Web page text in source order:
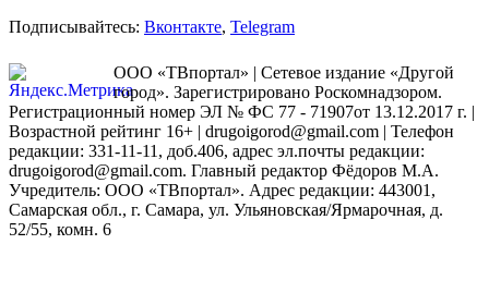
Подписывайтесь: Вконтакте, Telegram
ООО «ТВпортал» | Сетевое издание «Другой
город». Зарегистрировано Роскомнадзором.
Регистрационный номер ЭЛ № ФС 77 - 71907от 13.12.2017 г. |
Возрастной рейтинг 16+ | drugoigorod@gmail.com | Телефон
редакции: 331-11-11, доб.406, адрес эл.почты редакции:
drugoigorod@gmail.com. Главный редактор Фёдоров М.А.
Учредитель: ООО «ТВпортал». Адрес редакции: 443001,
Самарская обл., г. Самара, ул. Ульяновская/Ярмарочная, д.
52/55, комн. 6